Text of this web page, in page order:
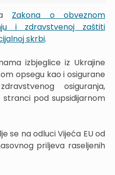
Zakona o obveznom
i zdravstvenoj zaštiti
skrbi.
izbjeglice iz Ukrajine
opsegu kao i osigurane
osiguranja,
pod supsidijarnom
se na odluci Vijeća EU od
priljeva raseljenih